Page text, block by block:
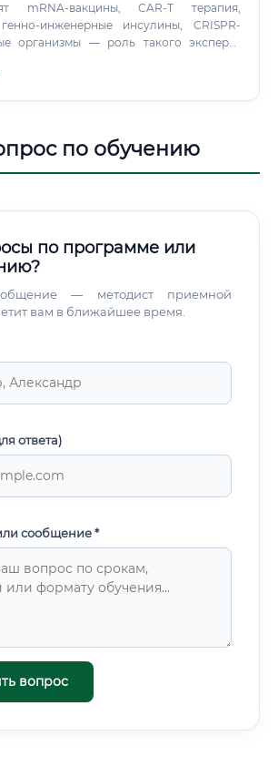
mRNA-вакцины, CAR-T терапия,
инженерные инсулины, CRISPR-
организмы — роль такого эксперта
прогресс превращается
по обучению
по программе или
— методист приемной
вам в ближайшее время.
ответа)
сообщение *
вопрос